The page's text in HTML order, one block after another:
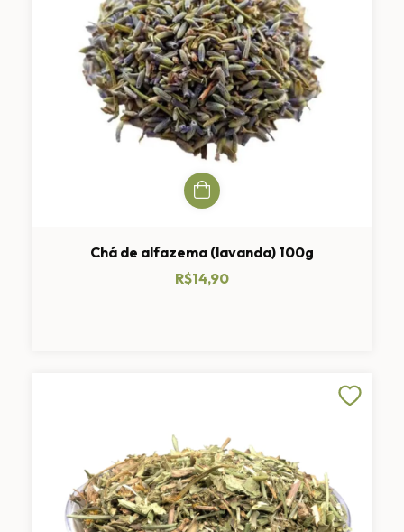
Chá de alfazema (lavanda) 100g
R$14,90